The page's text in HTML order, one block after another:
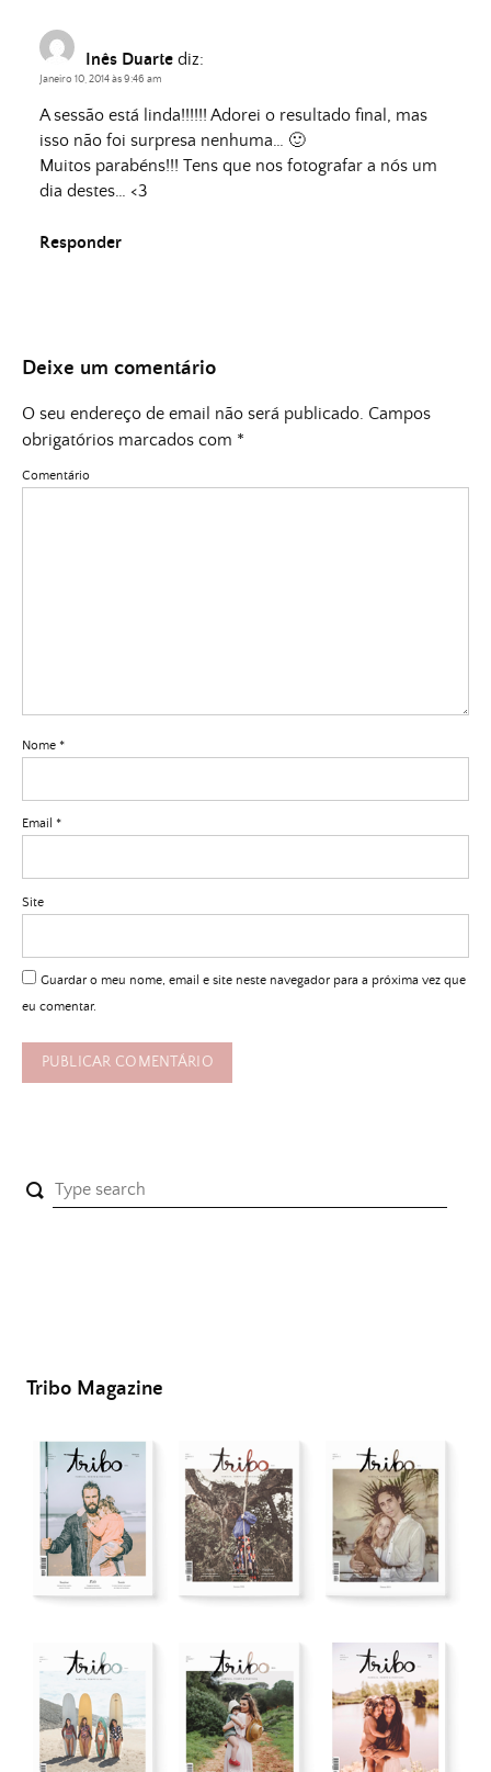
Inês Duarte diz:
Janeiro 10, 2014 às 9:46 am
A sessão está linda!!!!!! Adorei o resultado final, mas
isso não foi surpresa nenhuma… 🙂
Muitos parabéns!!! Tens que nos fotografar a nós um
dia destes… <3
Responder
Deixe um comentário
O seu endereço de email não será publicado. Campos
obrigatórios marcados com *
Comentário
Nome *
Email *
Site
Guardar o meu nome, email e site neste navegador para a próxima vez que
eu comentar.
Tribo Magazine